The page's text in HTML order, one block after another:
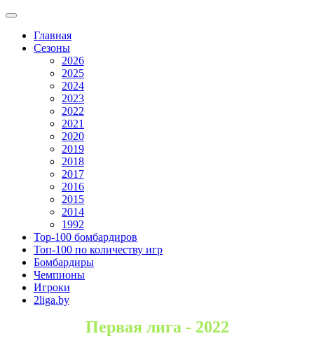
Главная
Сезоны
2026
2025
2024
2023
2022
2021
2020
2019
2018
2017
2016
2015
2014
1992
Top-100 бомбардиров
Топ-100 по количеству игр
Бомбардиры
Чемпионы
Игроки
2liga.by
Первая лига - 2022